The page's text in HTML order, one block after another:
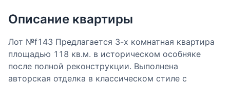
Описание квартиры
Лот №f143 Предлагается 3-х комнатная квартира
площадью 118 кв.м. в историческом особняке
после полной реконструкции. Выполнена
авторская отделка в классическом стиле с